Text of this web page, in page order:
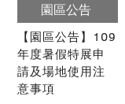
園區公告
【園區公告】109
年度暑假特展申
請及場地使用注
意事項